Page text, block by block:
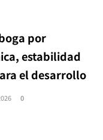
por
estabilidad
el desarrollo
0